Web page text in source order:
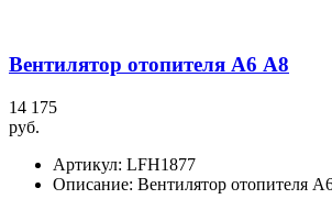
Вентилятор отопителя А6 А8
14 175
руб.
Артикул: LFH1877
Описание: Вентилятор отопителя